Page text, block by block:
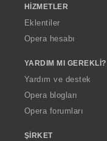
HIZMETLER
Eklentiler
Opera hesabı
YARDIM MI GEREKLI?
Yardım ve destek
Opera blogları
Opera forumları
ŞIRKET